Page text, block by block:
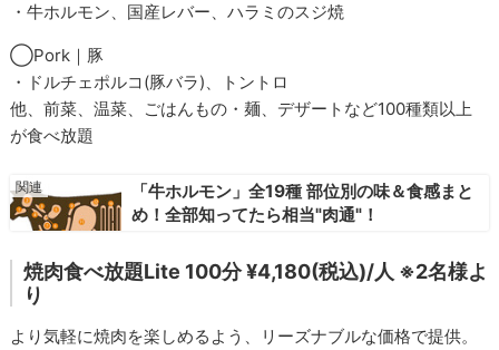
・牛ホルモン、国産レバー、ハラミのスジ焼
◯Pork｜豚
・ドルチェポルコ(豚バラ)、トントロ
他、前菜、温菜、ごはんもの・麺、デザートなど100種類以上
が食べ放題
「牛ホルモン」全19種 部位別の味＆食感まと
め！全部知ってたら相当"肉通"！
焼肉食べ放題Lite 100分 ¥4,180(税込)/人 ※2名様よ
り
より気軽に焼肉を楽しめるよう、リーズナブルな価格で提供。